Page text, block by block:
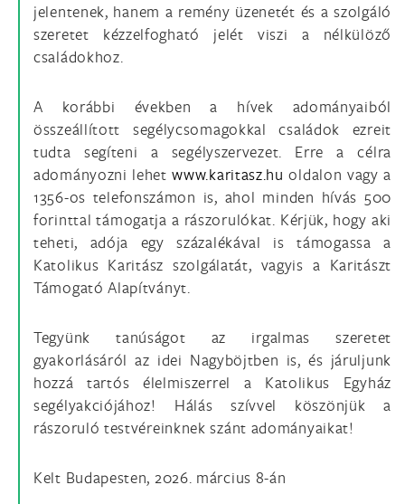
jelentenek, hanem a remény üzenetét és a szolgáló
szeretet kézzelfogható jelét viszi a nélkülöző
családokhoz.
A korábbi években a hívek adományaiból
összeállított segélycsomagokkal családok ezreit
tudta segíteni a segélyszervezet. Erre a célra
adományozni lehetwww.karitasz.hu oldalon vagy a
1356-os telefonszámon is, ahol minden hívás 500
forinttal támogatja a rászorulókat. Kérjük, hogy aki
teheti, adója egy százalékával is támogassa a
Katolikus Karitász szolgálatát, vagyis a Karitászt
Támogató Alapítványt.
Tegyünk tanúságot az irgalmas szeretet
gyakorlásáról az idei Nagyböjtben is, és járuljunk
hozzá tartós élelmiszerrel a Katolikus Egyház
segélyakciójához! Hálás szívvel köszönjük a
rászoruló testvéreinknek szánt adományaikat!
Kelt Budapesten, 2026. március 8-án